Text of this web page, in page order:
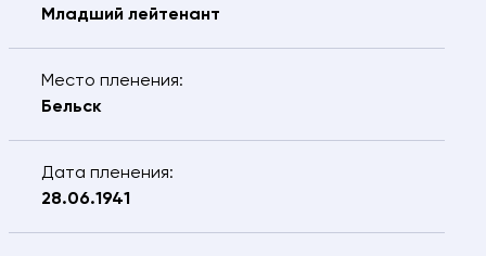
Младший лейтенант
Место пленения:
Бельск
Дата пленения:
28.06.1941
Свяжитесь с нами – мы
поможем найти:
Ваше имя
телефона
ФИО разыскиваемого